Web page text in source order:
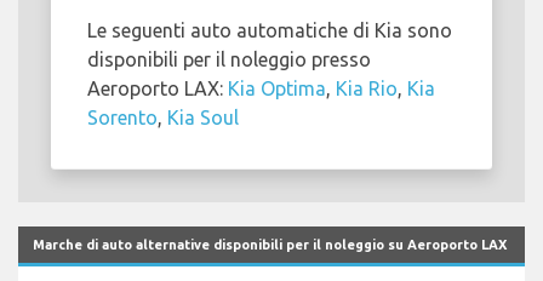
Le seguenti auto automatiche di Kia sono
disponibili per il noleggio presso
Aeroporto LAX: Kia Optima Kia Rio Kia
Sorento Kia Soul
Marche di auto alternative disponibili per il noleggio su Aeroporto LAX